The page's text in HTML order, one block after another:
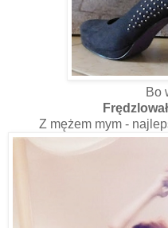
Bo
Z mężem mym -